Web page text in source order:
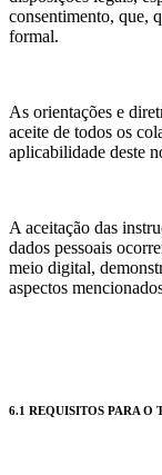
consentimento, que,
formal.
As orientações e
aceite de todos os
aplicabilidade deste
A aceitação das
dados pessoais
meio digital,
aspectos
6.1 REQUISITOS PARA O